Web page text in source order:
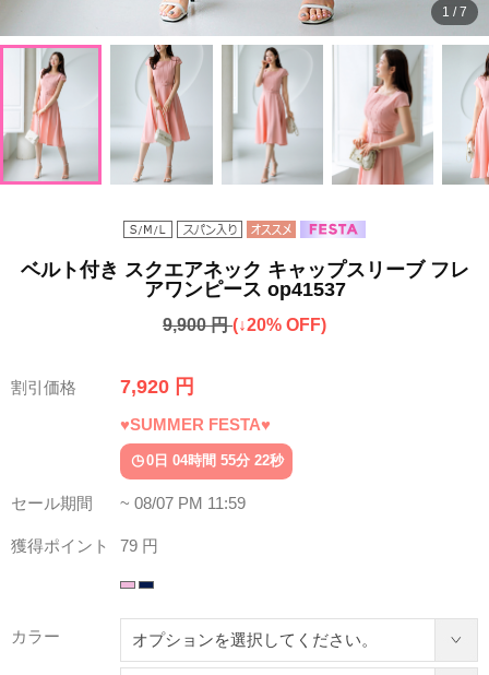
1 /7
ベルト付き スクエアネック キャップスリーブ フレ
アワンピース op41537
9,900 円(↓20% OFF)
割引価格 7,920 円
♥SUMMER FESTA♥
0日 04時間 55分 18秒
セール期間 ~ 08/07 PM 11:59
獲得ポイント 79 円
カラー